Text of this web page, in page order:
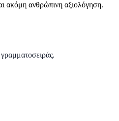
ακόμη ανθρώπινη αξιολόγηση.
γραμματοσειράς.